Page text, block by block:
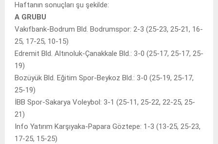
Haftanın sonuçları şu şekilde:
A GRUBU
Vakıfbank-Bodrum Bld. Bodrumspor: 2-3 (25-23, 25-21, 16-
25, 17-25, 10-15)
Edremit Bld. Altınoluk-Çanakkale Bld.: 3-0 (25-17, 25-17, 25-
19)
Bozüyük Bld. Eğitim Spor-Beykoz Bld.: 3-0 (25-19, 25-17,
25-19)
İBB Spor-Sakarya Voleybol: 3-1 (25-11, 25-22, 22-25, 25-
21)
Info Yatırım Karşıyaka-Papara Göztepe: 1-3 (13-25, 25-23,
17-25, 15-25)